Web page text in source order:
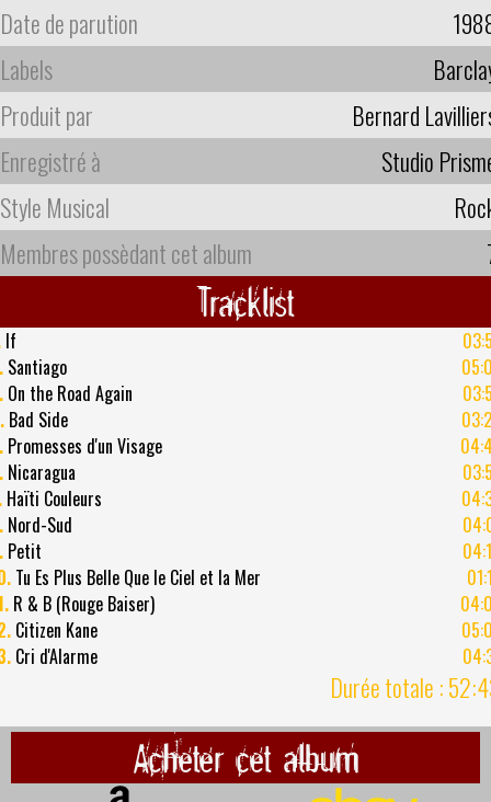
Date de parution
Labels
Produit par
Bernard
Enregistré à
Studio
Style Musical
Membres possèdant cet album
Tracklist
If
Santiago
On the Road Again
Bad Side
Promesses d'un Visage
Nicaragua
Haïti Couleurs
Nord-Sud
Petit
Tu Es Plus Belle Que le Ciel et la Mer
R & B (Rouge Baiser)
Citizen Kane
Cri d'Alarme
Durée totale :
Acheter cet album